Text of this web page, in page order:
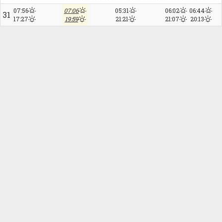
31 07:56
17:27
07:06
19:59
05:31
21:21
06:02
21:07
06:44
20:13